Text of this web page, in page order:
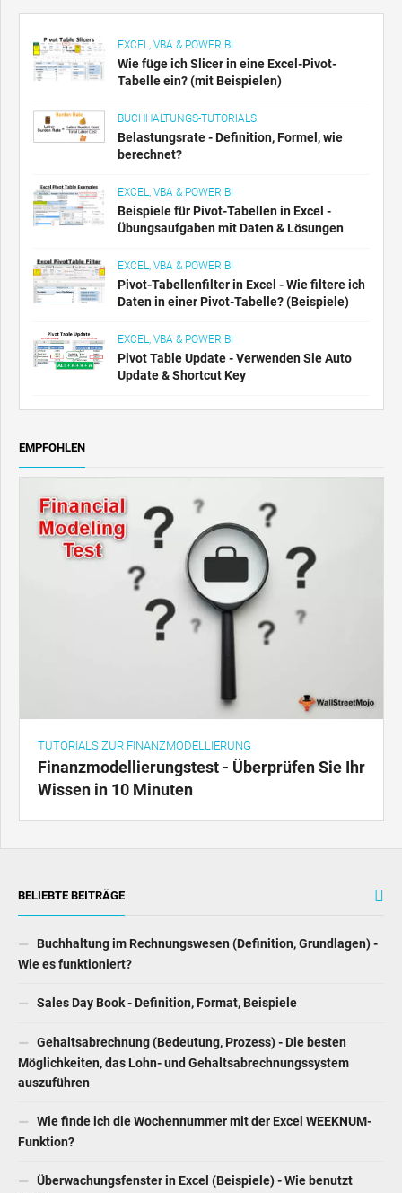
EXCEL, VBA & POWER BI
Wie füge ich Slicer in eine Excel-Pivot-
Tabelle ein? (mit Beispielen)
BUCHHALTUNGS-TUTORIALS
Belastungsrate - Definition, Formel, wie
berechnet?
EXCEL, VBA & POWER BI
Beispiele für Pivot-Tabellen in Excel -
Übungsaufgaben mit Daten & Lösungen
EXCEL, VBA & POWER BI
Pivot-Tabellenfilter in Excel - Wie filtere ich
Daten in einer Pivot-Tabelle? (Beispiele)
EXCEL, VBA & POWER BI
Pivot Table Update - Verwenden Sie Auto
Update & Shortcut Key
EMPFOHLEN
TUTORIALS ZUR FINANZMODELLIERUNG
Finanzmodellierungstest - Überprüfen Sie Ihr
Wissen in 10 Minuten
BELIEBTE BEITRÄGE
Buchhaltung im Rechnungswesen (Definition, Grundlagen) -
Wie es funktioniert?
Sales Day Book - Definition, Format, Beispiele
Gehaltsabrechnung (Bedeutung, Prozess) - Die besten
Möglichkeiten, das Lohn- und Gehaltsabrechnungssystem
auszuführen
Wie finde ich die Wochennummer mit der Excel WEEKNUM-
Funktion?
Überwachungsfenster in Excel (Beispiele) - Wie benutzt